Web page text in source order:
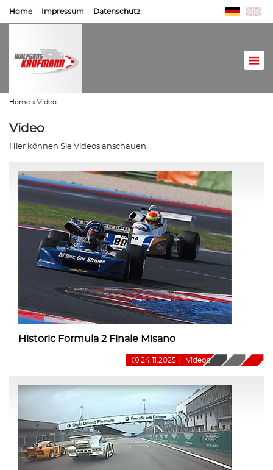
Home Impressum Datenschutz
Home » Video
Video
Hier können Sie Videos anschauen.
Historic Formula 2 Finale Misano
24.11.2025 Videos